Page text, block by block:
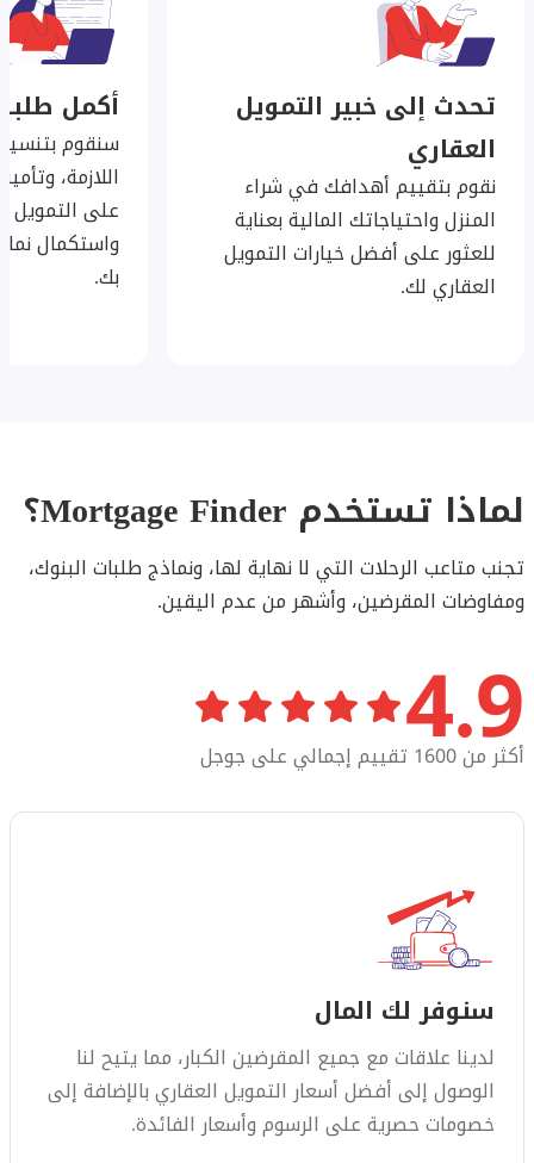
تحدث إلى خبير التمويل
العقاري
نقوم بتقييم أهدافك في شراء
المنزل واحتياجاتك المالية بعناية
للعثور على أفضل خيارات التمويل
العقاري لك.
أكمل
سنقوم
اللازمة،
على التمويل
واستكمال
بك.
لماذا تستخدم Mortgage Finder؟
تجنب متاعب الرحلات التي لا نهاية لها، ونماذج طلبات البنوك،
ومفاوضات المقرضين، وأشهر من عدم اليقين.
4.9
أكثر من 1600 تقييم إجمالي على جوجل
سنوفر لك المال
لدينا علاقات مع جميع المقرضين الكبار، مما يتيح لنا
الوصول إلى أفضل أسعار التمويل العقاري بالإضافة إلى
خصومات حصرية على الرسوم وأسعار الفائدة.